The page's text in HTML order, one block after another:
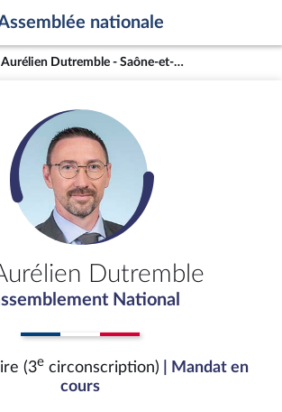
nationale
M. Aurélien Dutremble - Saône-et-Loire (3e circonscription)
Dutremble
National
(3ecirconscription)
| Mandat en
cours